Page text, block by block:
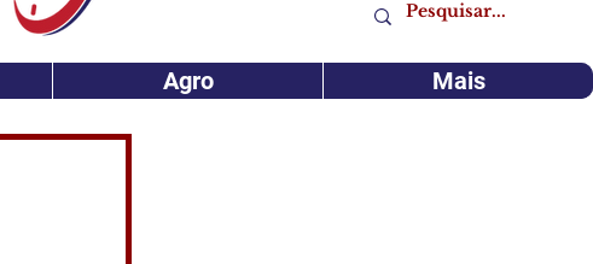
Agro Mais